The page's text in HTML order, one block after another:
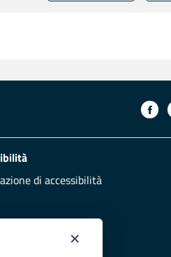
di accessibilità
×